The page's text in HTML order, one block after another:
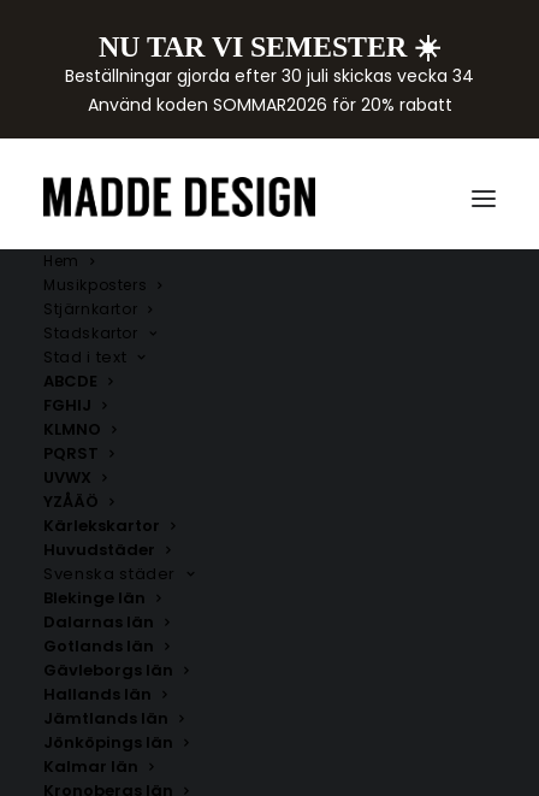
NU TAR VI SEMESTER ☀️
Beställningar gjorda efter 30 juli skickas vecka 34
Använd koden SOMMAR2026 för 20% rabatt
Hem
Musikposters
Stjärnkartor
Stadskartor
Stad i text
ABCDE
FGHIJ
KLMNO
PQRST
UVWX
YZÅÄÖ
Kärlekskartor
Huvudstäder
Svenska städer
Blekinge län
Dalarnas län
Gotlands län
Gävleborgs län
Hallands län
Jämtlands län
Jönköpings län
Kalmar län
Kronobergs län